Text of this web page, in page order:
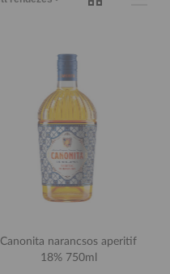
Canonita narancsos aperitif
18% 750ml